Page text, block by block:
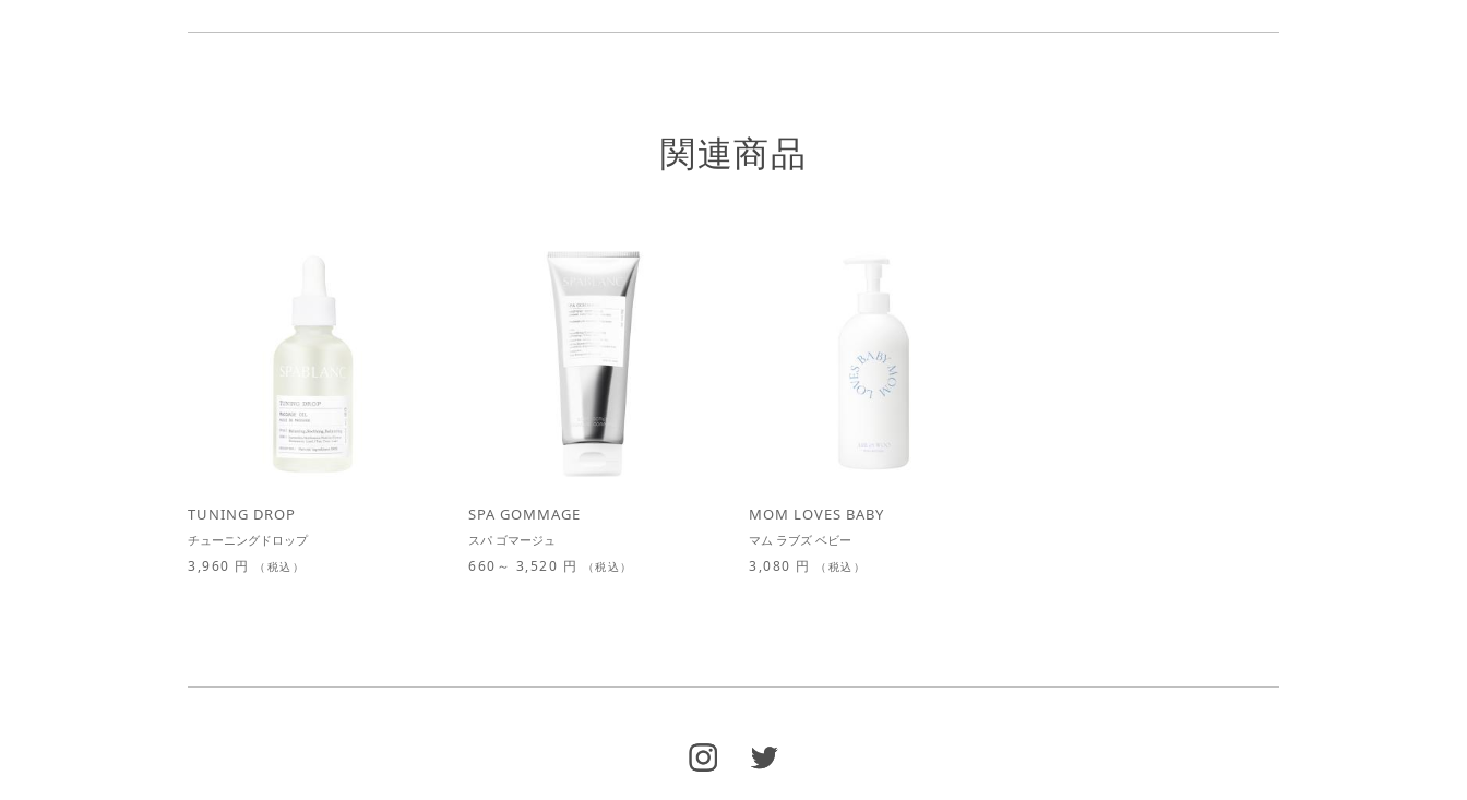
関連商品
TUNING DROP
チューニングドロップ
3,960 円 （税込）
SPA GOMMAGE
スパ ゴマージュ
660～ 3,520 円 （税込）
MOM LOVES BABY
マム ラブズ ベビー
3,080 円 （税込）